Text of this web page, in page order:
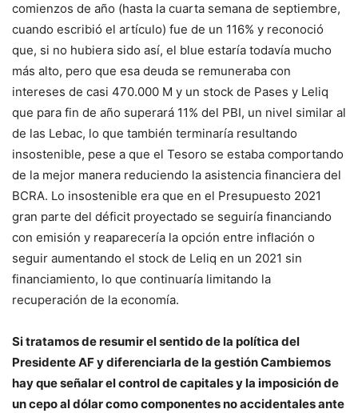
comienzos de año (hasta la cuarta semana de septiembre,
cuando escribió el artículo) fue de un 116% y reconoció
que, si no hubiera sido así, el blue estaría todavía mucho
más alto, pero que esa deuda se remuneraba con
intereses de casi 470.000 M y un stock de Pases y Leliq
que para fin de año superará 11% del PBI, un nivel similar al
de las Lebac, lo que también terminaría resultando
insostenible, pese a que el Tesoro se estaba comportando
de la mejor manera reduciendo la asistencia financiera del
BCRA. Lo insostenible era que en el Presupuesto 2021
gran parte del déficit proyectado se seguiría financiando
con emisión y reaparecería la opción entre inflación o
seguir aumentando el stock de Leliq en un 2021 sin
financiamiento, lo que continuaría limitando la
recuperación de la economía.
Si tratamos de resumir el sentido de la política del
Presidente AF y diferenciarla de la gestión Cambiemos
hay que señalar el control de capitales y la imposición de
un cepo al dólar como componentes no accidentales ante